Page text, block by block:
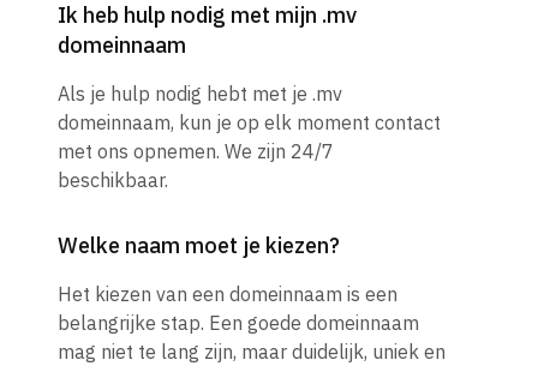
Ik heb hulp nodig met mijn .mv
domeinnaam
Als je hulp nodig hebt met je .mv
domeinnaam, kun je op elk moment contact
met ons opnemen. We zijn 24/7
beschikbaar.
Welke naam moet je kiezen?
Het kiezen van een domeinnaam is een
belangrijke stap. Een goede domeinnaam
mag niet te lang zijn, maar duidelijk, uniek en